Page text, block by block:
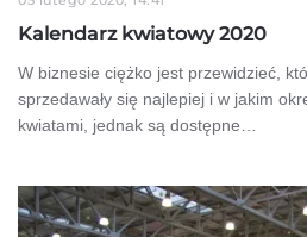
Kalendarz kwiatowy 2020
W biznesie ciężko jest przewidzieć,
sprzedawały się najlepiej i w jakim
kwiatami, jednak są dostępne…